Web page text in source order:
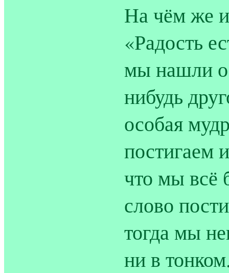
На чём же
«Радость
мы нашли
нибудь
особая
постигаем
что мы всё
слово
тогда мы
ни в